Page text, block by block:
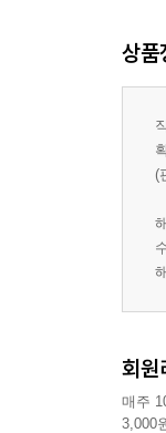
상품
(
회원
매주
3,000